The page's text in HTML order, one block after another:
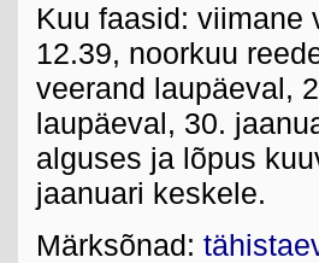
Kuu faasid: viimane
12.39, noorkuu
veerand laupäeval,
laupäeval, 30.
alguses ja lõpus
jaanuari keskele.
Märksõnad: